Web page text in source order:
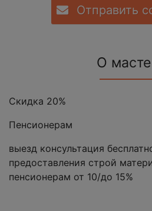
Отправить
О
Скидка 20%
Пенсионерам
выезд консультация
предоставления строй
пенсионерам от 10/до 15%